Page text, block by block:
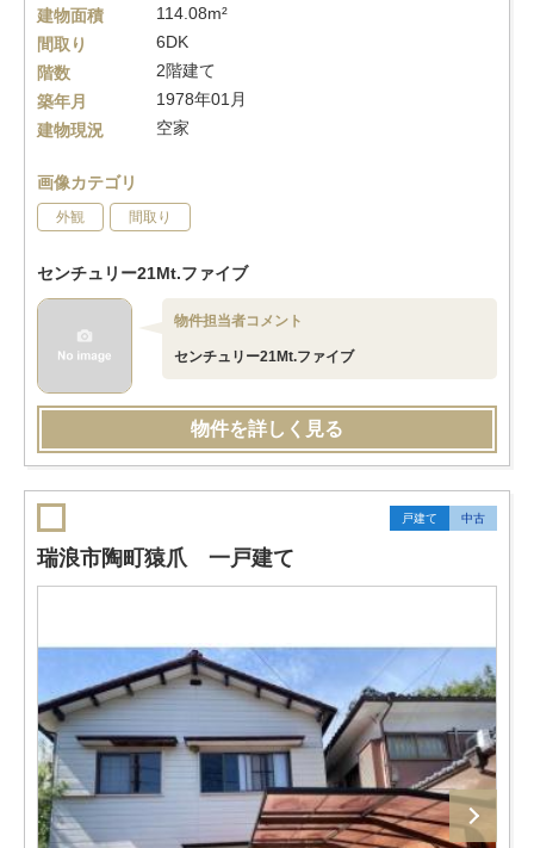
建物面積
114.08m²
間取り
6DK
階数
2階建て
築年月
1978年01月
建物現況
空家
画像カテゴリ
外観 間取り
センチュリー21Mt.ファイブ
物件担当者コメント
センチュリー21Mt.ファイブ
物件を詳しく見る
戸建て 中古
瑞浪市陶町猿爪 一戸建て